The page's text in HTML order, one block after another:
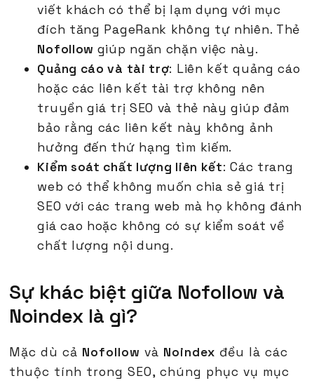
viết khách có thể bị lạm dụng với mục
đích tăng PageRank không tự nhiên. Thẻ
Nofollow giúp ngăn chặn việc này.
Quảng cáo và tài trợ: Liên kết quảng cáo
hoặc các liên kết tài trợ không nên
truyền giá trị SEO và thẻ này giúp đảm
bảo rằng các liên kết này không ảnh
hưởng đến thứ hạng tìm kiếm.
Kiểm soát chất lượng liên kết: Các trang
web có thể không muốn chia sẻ giá trị
SEO với các trang web mà họ không đánh
giá cao hoặc không có sự kiểm soát về
chất lượng nội dung.
Sự khác biệt giữa Nofollow và
Noindex là gì?
Mặc dù cả Nofollow và Noindex đều là các
thuộc tính trong SEO, chúng phục vụ mục